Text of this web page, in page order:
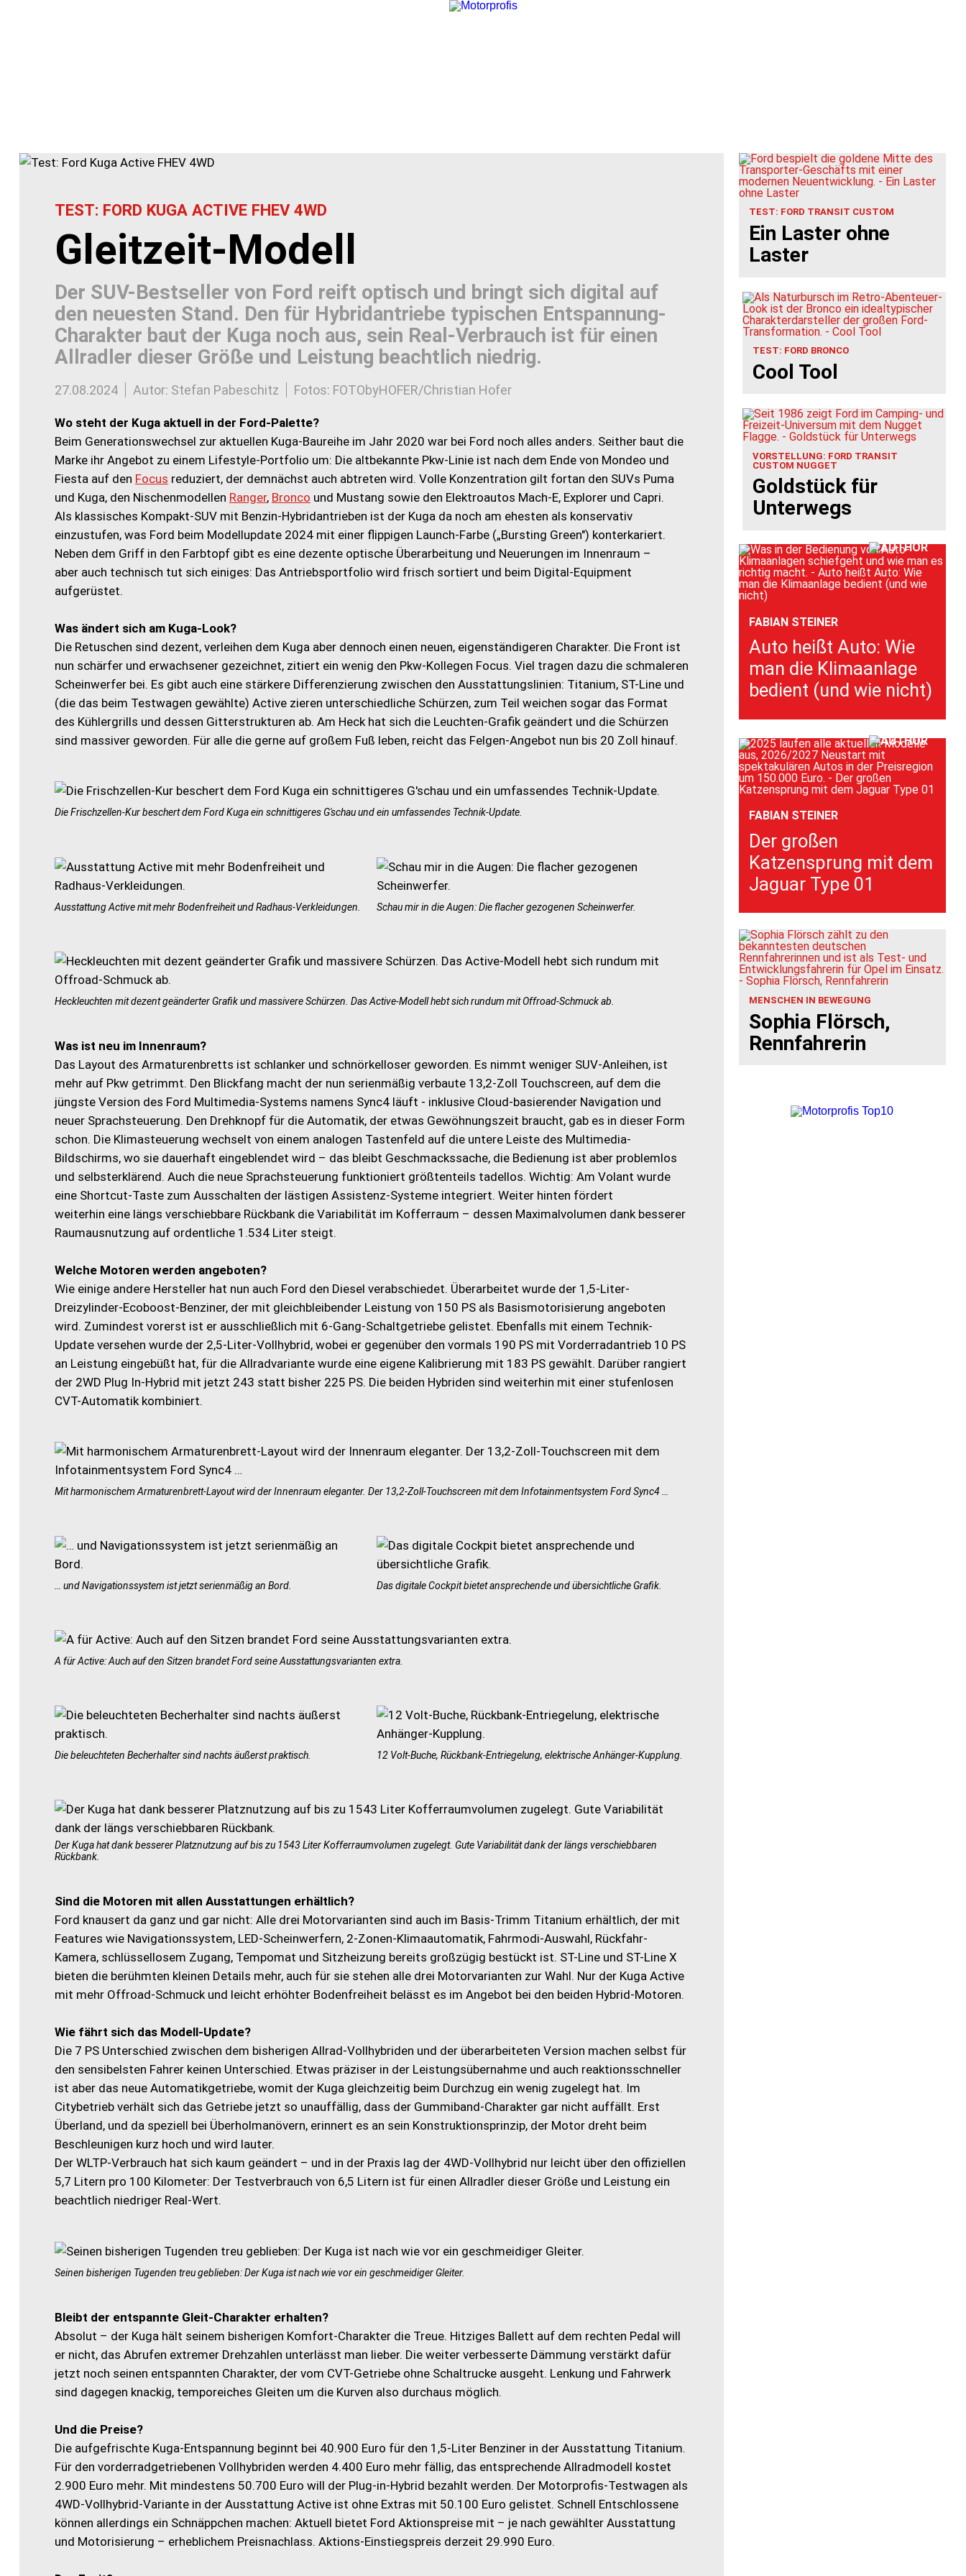
TEST: FORD KUGA ACTIVE FHEV 4WD
Gleitzeit-Modell
Der SUV-Bestseller von Ford reift optisch und bringt sich digital auf
den neuesten Stand. Den für Hybridantriebe typischen Entspannung-
Charakter baut der Kuga noch aus, sein Real-Verbrauch ist für einen
Allradler dieser Größe und Leistung beachtlich niedrig.
27.08.2024 Autor: Stefan Pabeschitz Fotos: FOTObyHOFER/Christian Hofer
Wo steht der Kuga aktuell in der Ford-Palette?
Beim Generationswechsel zur aktuellen Kuga-Baureihe im Jahr 2020 war bei Ford noch alles anders. Seither baut die
Marke ihr Angebot zu einem Lifestyle-Portfolio um: Die altbekannte Pkw-Linie ist nach dem Ende von Mondeo und
Fiesta auf den Focus reduziert, der demnächst auch abtreten wird. Volle Konzentration gilt fortan den SUVs Puma
und Kuga, den Nischenmodellen Ranger, Bronco und Mustang sowie den Elektroautos Mach-E, Explorer und Capri.
Als klassisches Kompakt-SUV mit Benzin-Hybridantrieben ist der Kuga da noch am ehesten als konservativ
einzustufen, was Ford beim Modellupdate 2024 mit einer flippigen Launch-Farbe („Bursting Green") konterkariert.
Neben dem Griff in den Farbtopf gibt es eine dezente optische Überarbeitung und Neuerungen im Innenraum –
aber auch technisch tut sich einiges: Das Antriebsportfolio wird frisch sortiert und beim Digital-Equipment
aufgerüstet.
Was ändert sich am Kuga-Look?
Die Retuschen sind dezent, verleihen dem Kuga aber dennoch einen neuen, eigenständigeren Charakter. Die Front ist
nun schärfer und erwachsener gezeichnet, zitiert ein wenig den Pkw-Kollegen Focus. Viel tragen dazu die schmaleren
Scheinwerfer bei. Es gibt auch eine stärkere Differenzierung zwischen den Ausstattungslinien: Titanium, ST-Line und
(die das beim Testwagen gewählte) Active zieren unterschiedliche Schürzen, zum Teil weichen sogar das Format
des Kühlergrills und dessen Gitterstrukturen ab. Am Heck hat sich die Leuchten-Grafik geändert und die Schürzen
sind massiver geworden. Für alle die gerne auf großem Fuß leben, reicht das Felgen-Angebot nun bis 20 Zoll hinauf.
Die Frischzellen-Kur beschert dem Ford Kuga ein schnittigeres G'schau und ein umfassendes Technik-Update.
Ausstattung Active mit mehr Bodenfreiheit und Radhaus-Verkleidungen. Schau mir in die Augen: Die flacher gezogenen Scheinwerfer.
Heckleuchten mit dezent geänderter Grafik und massivere Schürzen. Das Active-Modell hebt sich rundum mit Offroad-Schmuck ab.
Was ist neu im Innenraum?
Das Layout des Armaturenbretts ist schlanker und schnörkelloser geworden. Es nimmt weniger SUV-Anleihen, ist
mehr auf Pkw getrimmt. Den Blickfang macht der nun serienmäßig verbaute 13,2-Zoll Touchscreen, auf dem die
jüngste Version des Ford Multimedia-Systems namens Sync4 läuft - inklusive Cloud-basierender Navigation und
neuer Sprachsteuerung. Den Drehknopf für die Automatik, der etwas Gewöhnungszeit braucht, gab es in dieser Form
schon. Die Klimasteuerung wechselt von einem analogen Tastenfeld auf die untere Leiste des Multimedia-
Bildschirms, wo sie dauerhaft eingeblendet wird – das bleibt Geschmackssache, die Bedienung ist aber problemlos
und selbsterklärend. Auch die neue Sprachsteuerung funktioniert größtenteils tadellos. Wichtig: Am Volant wurde
eine Shortcut-Taste zum Ausschalten der lästigen Assistenz-Systeme integriert. Weiter hinten fördert
weiterhin eine längs verschiebbare Rückbank die Variabilität im Kofferraum – dessen Maximalvolumen dank besserer
Raumausnutzung auf ordentliche 1.534 Liter steigt.
Welche Motoren werden angeboten?
Wie einige andere Hersteller hat nun auch Ford den Diesel verabschiedet. Überarbeitet wurde der 1,5-Liter-
Dreizylinder-Ecoboost-Benziner, der mit gleichbleibender Leistung von 150 PS als Basismotorisierung angeboten
wird. Zumindest vorerst ist er ausschließlich mit 6-Gang-Schaltgetriebe gelistet. Ebenfalls mit einem Technik-
Update versehen wurde der 2,5-Liter-Vollhybrid, wobei er gegenüber den vormals 190 PS mit Vorderradantrieb 10 PS
an Leistung eingebüßt hat, für die Allradvariante wurde eine eigene Kalibrierung mit 183 PS gewählt. Darüber rangiert
der 2WD Plug In-Hybrid mit jetzt 243 statt bisher 225 PS. Die beiden Hybriden sind weiterhin mit einer stufenlosen
CVT-Automatik kombiniert.
Mit harmonischem Armaturenbrett-Layout wird der Innenraum eleganter. Der 13,2-Zoll-Touchscreen mit dem Infotainmentsystem Ford Sync4 …
… und Navigationssystem ist jetzt serienmäßig an Bord. Das digitale Cockpit bietet ansprechende und übersichtliche Grafik.
A für Active: Auch auf den Sitzen brandet Ford seine Ausstattungsvarianten extra.
Die beleuchteten Becherhalter sind nachts äußerst praktisch. 12 Volt-Buche, Rückbank-Entriegelung, elektrische Anhänger-Kupplung.
Der Kuga hat dank besserer Platznutzung auf bis zu 1543 Liter Kofferraumvolumen zugelegt. Gute Variabilität dank der längs verschiebbaren
Rückbank.
Sind die Motoren mit allen Ausstattungen erhältlich?
Ford knausert da ganz und gar nicht: Alle drei Motorvarianten sind auch im Basis-Trimm Titanium erhältlich, der mit
Features wie Navigationssystem, LED-Scheinwerfern, 2-Zonen-Klimaautomatik, Fahrmodi-Auswahl, Rückfahr-
Kamera, schlüssellosem Zugang, Tempomat und Sitzheizung bereits großzügig bestückt ist. ST-Line und ST-Line X
bieten die berühmten kleinen Details mehr, auch für sie stehen alle drei Motorvarianten zur Wahl. Nur der Kuga Active
mit mehr Offroad-Schmuck und leicht erhöhter Bodenfreiheit belässt es im Angebot bei den beiden Hybrid-Motoren.
Wie fährt sich das Modell-Update?
Die 7 PS Unterschied zwischen dem bisherigen Allrad-Vollhybriden und der überarbeiteten Version machen selbst für
den sensibelsten Fahrer keinen Unterschied. Etwas präziser in der Leistungsübernahme und auch reaktionsschneller
ist aber das neue Automatikgetriebe, womit der Kuga gleichzeitig beim Durchzug ein wenig zugelegt hat. Im
Citybetrieb verhält sich das Getriebe jetzt so unauffällig, dass der Gummiband-Charakter gar nicht auffällt. Erst
Überland, und da speziell bei Überholmanövern, erinnert es an sein Konstruktionsprinzip, der Motor dreht beim
Beschleunigen kurz hoch und wird lauter.
Der WLTP-Verbrauch hat sich kaum geändert – und in der Praxis lag der 4WD-Vollhybrid nur leicht über den offiziellen
5,7 Litern pro 100 Kilometer: Der Testverbrauch von 6,5 Litern ist für einen Allradler dieser Größe und Leistung ein
beachtlich niedriger Real-Wert.
Seinen bisherigen Tugenden treu geblieben: Der Kuga ist nach wie vor ein geschmeidiger Gleiter.
Bleibt der entspannte Gleit-Charakter erhalten?
Absolut – der Kuga hält seinem bisherigen Komfort-Charakter die Treue. Hitziges Ballett auf dem rechten Pedal will
er nicht, das Abrufen extremer Drehzahlen unterlässt man lieber. Die weiter verbesserte Dämmung verstärkt dafür
jetzt noch seinen entspannten Charakter, der vom CVT-Getriebe ohne Schaltrucke ausgeht. Lenkung und Fahrwerk
sind dagegen knackig, temporeiches Gleiten um die Kurven also durchaus möglich.
Und die Preise?
Die aufgefrischte Kuga-Entspannung beginnt bei 40.900 Euro für den 1,5-Liter Benziner in der Ausstattung Titanium.
Für den vorderradgetriebenen Vollhybriden werden 4.400 Euro mehr fällig, das entsprechende Allradmodell kostet
2.900 Euro mehr. Mit mindestens 50.700 Euro will der Plug-in-Hybrid bezahlt werden. Der Motorprofis-Testwagen als
4WD-Vollhybrid-Variante in der Ausstattung Active ist ohne Extras mit 50.100 Euro gelistet. Schnell Entschlossene
können allerdings ein Schnäppchen machen: Aktuell bietet Ford Aktionspreise mit – je nach gewählter Ausstattung
und Motorisierung – erheblichem Preisnachlass. Aktions-Einstiegspreis derzeit 29.990 Euro.
TEST: FORD TRANSIT CUSTOM
Ein Laster ohne
Laster
TEST: FORD BRONCO
Cool Tool
VORSTELLUNG: FORD TRANSIT
CUSTOM NUGGET
Goldstück für
Unterwegs
FABIAN STEINER
Auto heißt Auto: Wie
man die Klimaanlage
bedient (und wie nicht)
FABIAN STEINER
Der großen
Katzensprung mit dem
Jaguar Type 01
MENSCHEN IN BEWEGUNG
Sophia Flörsch,
Rennfahrerin